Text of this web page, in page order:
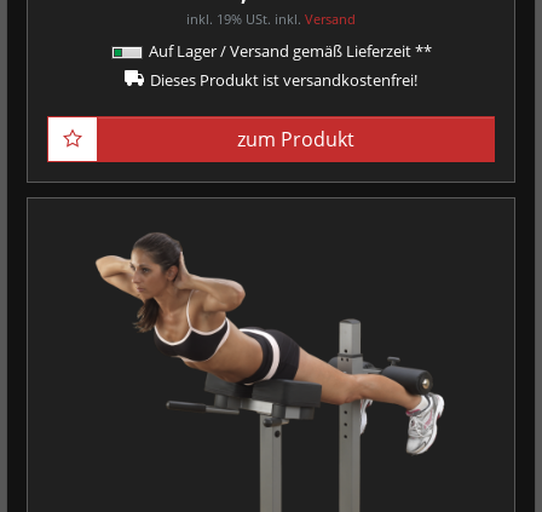
inkl. 19% USt. inkl. Versand
Auf Lager / Versand gemäß Lieferzeit **
Dieses Produkt ist versandkostenfrei!
zum Produkt